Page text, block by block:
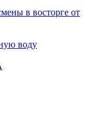
в восторге от
воду